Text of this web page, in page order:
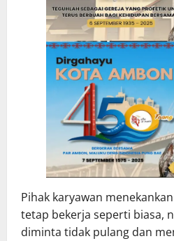
Pihak karyawan
tetap bekerja seperti biasa,
diminta tidak pulang dan